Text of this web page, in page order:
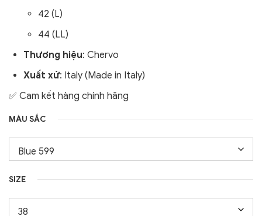
42 (L)
44 (LL)
Thương hiệu: Chervo
Xuất xứ: Italy (Made in Italy)
✅ Cam kết hàng chính hãng
MÀU SẮC
SIZE